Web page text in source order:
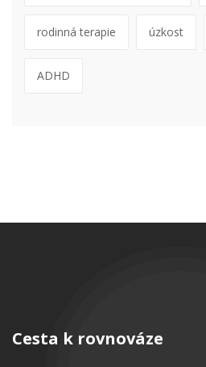
rodinná terapie úzkost
ADHD
Cesta k rovnováze